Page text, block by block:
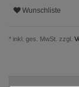
Wunschliste
* inkl. ges. MwSt. zzgl.